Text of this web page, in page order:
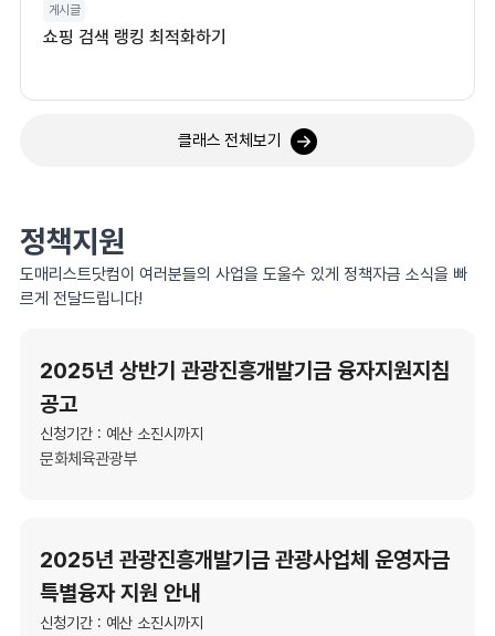
게시글
쇼핑 검색 랭킹 최적화하기
클래스 전체보기
정책지원
도매리스트닷컴이 여러분들의 사업을 도울수 있게 정책자금 소식을 빠
르게 전달드립니다!
2025년 상반기 관광진흥개발기금 융자지원지침
공고
신청기간 : 예산 소진시까지
문화체육관광부
2025년 관광진흥개발기금 관광사업체 운영자금
특별융자 지원 안내
신청기간 : 예산 소진시까지